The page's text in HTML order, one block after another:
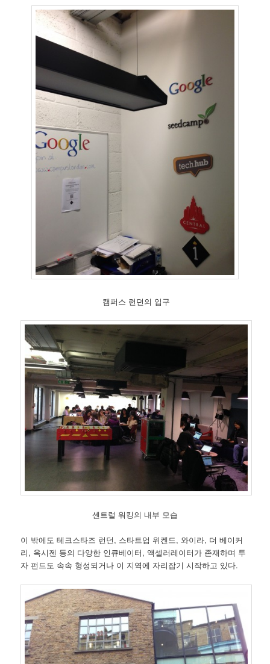
캠퍼스 런던의 입구
센트럴 워킹의 내부 모습
이 밖에도 테크스타즈 런던, 스타트업 위켄드, 와이라, 더 베이커
리, 옥시젠 등의 다양한 인큐베이터, 액셀러레이터가 존재하며 투
자 펀드도 속속 형성되거나 이 지역에 자리잡기 시작하고 있다.